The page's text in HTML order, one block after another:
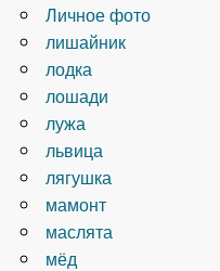
Личное фото
лишайник
лодка
лошади
лужа
львица
лягушка
мамонт
маслята
мёд